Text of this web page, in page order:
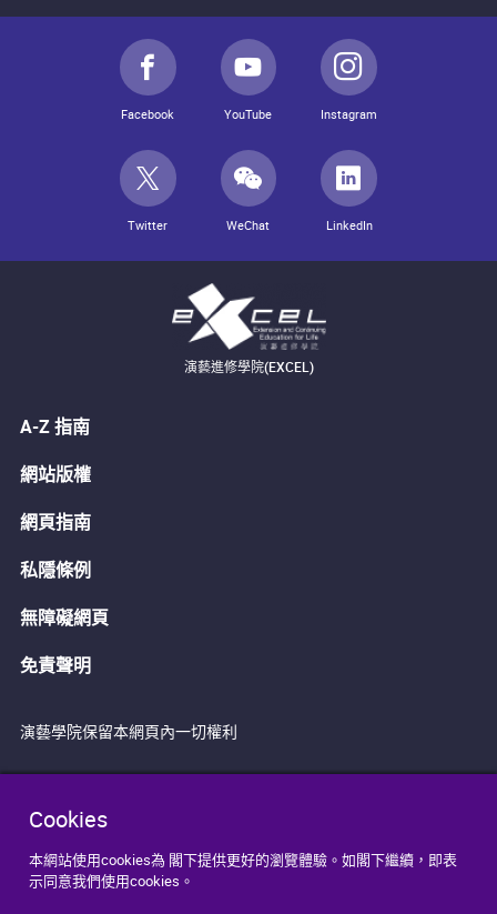
Cookies
本網站使用cookies為 閣下提供更好的瀏覽體驗。如閣下繼續，即表
示同意我們使用cookies。
Facebook YouTube Instagram
Twitter WeChat LinkedIn
演藝進修學院(EXCEL)
A-Z 指南
網站版權
網頁指南
私隱條例
無障礙網頁
免責聲明
演藝學院保留本網頁內一切權利